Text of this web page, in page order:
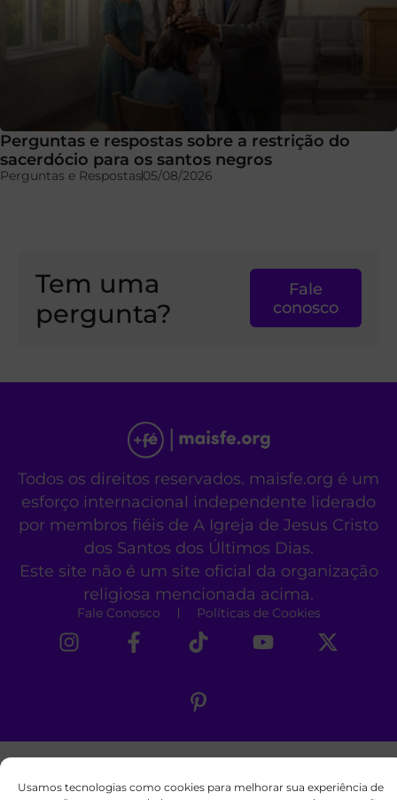
Usamos tecnologias como cookies para melhorar sua experiência de
Perguntas e respostas sobre a restrição do
sacerdócio para os santos negros
Perguntas e Respostas05/08/2026
Tem uma
pergunta?
Fale
conosco
Todos os direitos reservados. maisfe.org é um
esforço internacional independente liderado
por membros fiéis de A Igreja de Jesus Cristo
dos Santos dos Últimos Dias.
Este site não é um site oficial da organização
religiosa mencionada acima.
Fale Conosco Políticas de Cookies